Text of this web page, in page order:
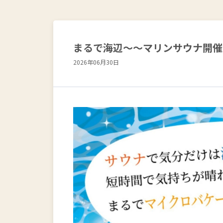
まるで海辺～～マリンサウナ開
2026年06月30日